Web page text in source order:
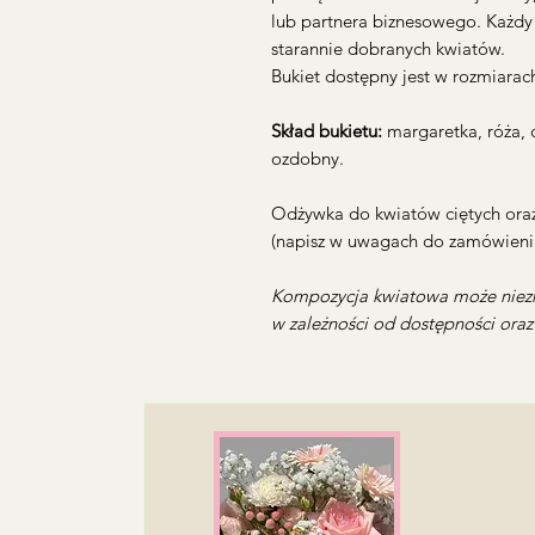
lub partnera biznesowego.
starannie dobranych kwiatów.
Bukiet dostępny jest w
Skład bukietu: margaretka, róża,
ozdobny.
Odżywka do kwiatów ciętych
(napisz w uwagach do
Kompozycja kwiatowa może
w zależności od dostępności